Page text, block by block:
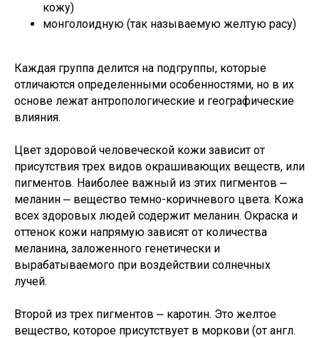
кожу)
монголоидную (так называемую желтую расу)
Каждая группа делится на подгруппы, которые
отличаются определенными особенностями, но в их
основе лежат антропологические и географические
влияния.
Цвет здоровой человеческой кожи зависит от
присутствия трех видов окрашивающих веществ, или
пигментов. Наиболее важный из этих пигментов ⎼
меланин ⎼ вещество темно-коричневого цвета. Кожа
всех здоровых людей содержит меланин. Окраска и
оттенок кожи напрямую зависят от количества
меланина, заложенного генетически и
вырабатываемого при воздействии солнечных
лучей.
Второй из трех пигментов ⎼ каротин. Это желтое
вещество, которое присутствует в моркови (от англ.